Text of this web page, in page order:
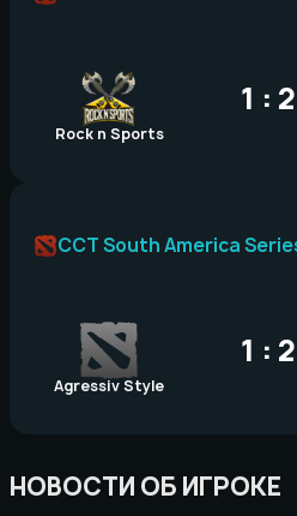
Rock n Sports
1 : 2
Agressiv Style
1 : 2
НОВОСТИ ОБ ИГРОКЕ